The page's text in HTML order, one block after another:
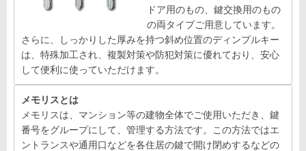
ドア用のもの、鍵交換用のもの
の両タイプご用意しています。
さらに、しっかりした厚みを持つ斜め位置のディンプルキー
は、特殊加工され、複製対策や防犯対策に優れており、安心
して便利に使っていただけます。
メモリスとは
メモリスは、マンション等の建物全体でご使用いただき、鍵
番号をグループにして、管理する方法です。この方法ではエ
ントランスや通用口などを各住居の鍵で開け閉めするなどの